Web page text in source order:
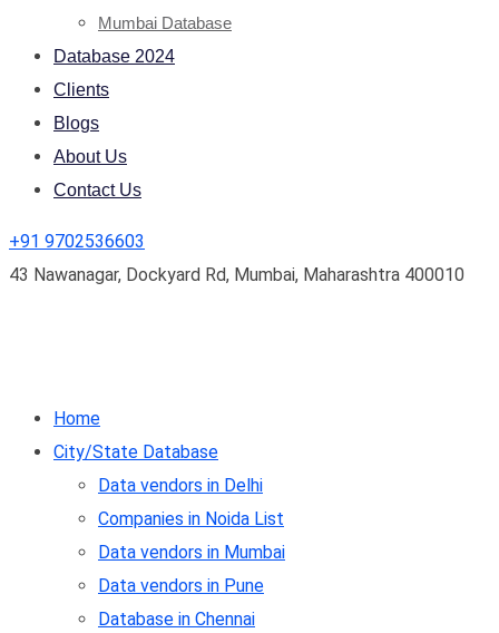
Mumbai Database
Database 2024
Clients
Blogs
About Us
Contact Us
+91 9702536603
43 Nawanagar, Dockyard Rd, Mumbai, Maharashtra 400010
Home
City/State Database
Data vendors in Delhi
Companies in Noida List
Data vendors in Mumbai
Data vendors in Pune
Database in Chennai